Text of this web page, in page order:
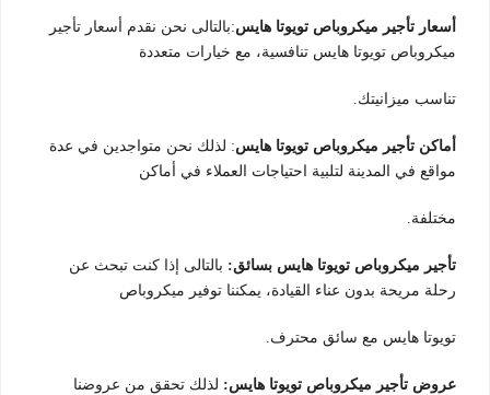
أسعار تأجير ميكروباص تويوتا هايس:بالتالى نحن نقدم أسعار تأجير
ميكروباص تويوتا هايس تنافسية، مع خيارات متعددة
تناسب ميزانيتك.
أماكن تأجير ميكروباص تويوتا هايس: لذلك نحن متواجدين في عدة
مواقع في المدينة لتلبية احتياجات العملاء في أماكن
مختلفة.
تأجير ميكروباص تويوتا هايس بسائق: بالتالى إذا كنت تبحث عن
رحلة مريحة بدون عناء القيادة، يمكننا توفير ميكروباص
تويوتا هايس مع سائق محترف.
عروض تأجير ميكروباص تويوتا هايس: لذلك تحقق من عروضنا